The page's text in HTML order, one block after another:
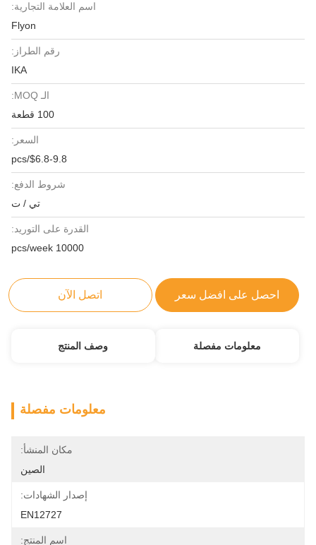
اسم العلامة التجارية:
Flyon
رقم الطراز:
IKA
الـ MOQ:
100 قطعة
السعر:
$6.8-9.8/pcs
شروط الدفع:
تي / ت
القدرة على التوريد:
10000 pcs/week
احصل على افضل سعر اتصل الآن
معلومات مفصلة وصف المنتج
معلومات مفصلة
مكان المنشأ:
الصين
إصدار الشهادات:
EN12727
اسم المنتج: